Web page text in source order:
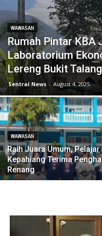
WAWASAN
Rumah Pintar KBA
Laboratorium
Lereng Bukit
Sentral News - August 4, 2025
WAWASAN
Raih Juara Umum,
Kepahiang Terima
Renang